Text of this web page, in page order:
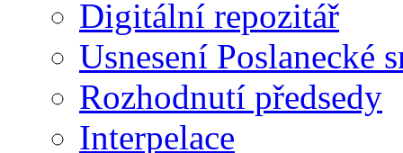
Digitální repozitář
Usnesení Poslanecké
Rozhodnutí předsedy
Interpelace